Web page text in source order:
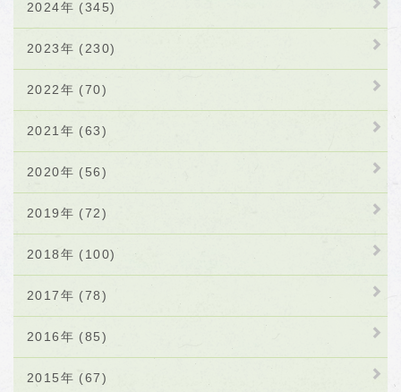
2024年 (345)
2023年 (230)
2022年 (70)
2021年 (63)
2020年 (56)
2019年 (72)
2018年 (100)
2017年 (78)
2016年 (85)
2015年 (67)